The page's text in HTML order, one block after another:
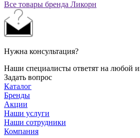
Все товары бренда Ликорн
Нужна консультация?
Наши специалисты ответят на любой
Задать вопрос
Каталог
Бренды
Акции
Наши услуги
Наши сотрудники
Компания